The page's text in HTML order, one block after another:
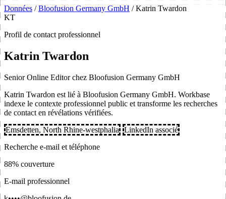
Données / Bloofusion Germany GmbH / Katrin Twardon
KT
Profil de contact professionnel
Katrin Twardon
Senior Online Editor chez Bloofusion Germany GmbH
Katrin Twardon est lié à Bloofusion Germany GmbH. Workbase
indexe le contexte professionnel public et transforme les recherches
de contact en révélations vérifiées.
Emsdetten, North Rhine-westphalia
LinkedIn associé
Recherche e-mail et téléphone
88% couverture
E-mail professionnel